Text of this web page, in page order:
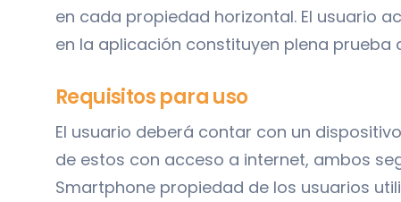
en cada propiedad horizontal. El usuario
en la aplicación constituyen plena prueba
Requisitos para uso
El usuario deberá contar con un
de estos con acceso a internet, ambos
Smartphone propiedad de los usuarios